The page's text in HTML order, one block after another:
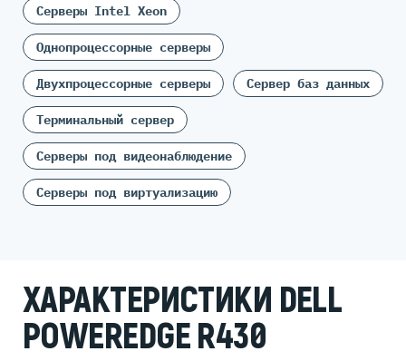
Серверы Intel Xeon
Однопроцессорные серверы
Двухпроцессорные серверы Сервер баз данных
Терминальный сервер
Серверы под видеонаблюдение
Серверы под виртуализацию
ХАРАКТЕРИСТИКИ DELL
POWEREDGE R430